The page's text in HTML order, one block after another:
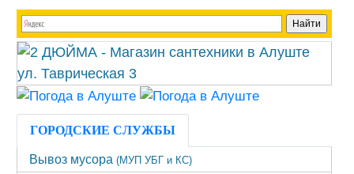
ГОРОДСКИЕ СЛУЖБЫ
Вывоз мусора (МУП УБГ и КС)